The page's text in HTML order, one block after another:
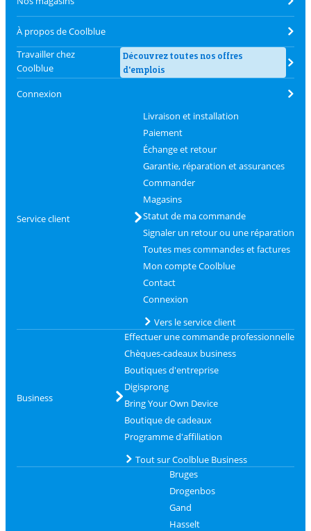
À propos de Coolblue
Travailler chez
Coolblue
Découvrez toutes nos offres
d'emplois
Connexion
Service client
Livraison et installation
Paiement
Échange et retour
Garantie, réparation et assurances
Commander
Magasins
Statut de ma commande
Signaler un retour ou une réparation
Toutes mes commandes et factures
Mon compte Coolblue
Contact
Connexion
Vers le service client
Business
Effectuer une commande professionnelle
Chèques-cadeaux business
Boutiques d'entreprise
Digisprong
Bring Your Own Device
Boutique de cadeaux
Programme d'affiliation
Tout sur Coolblue Business
Bruges
Drogenbos
Gand
Hasselt